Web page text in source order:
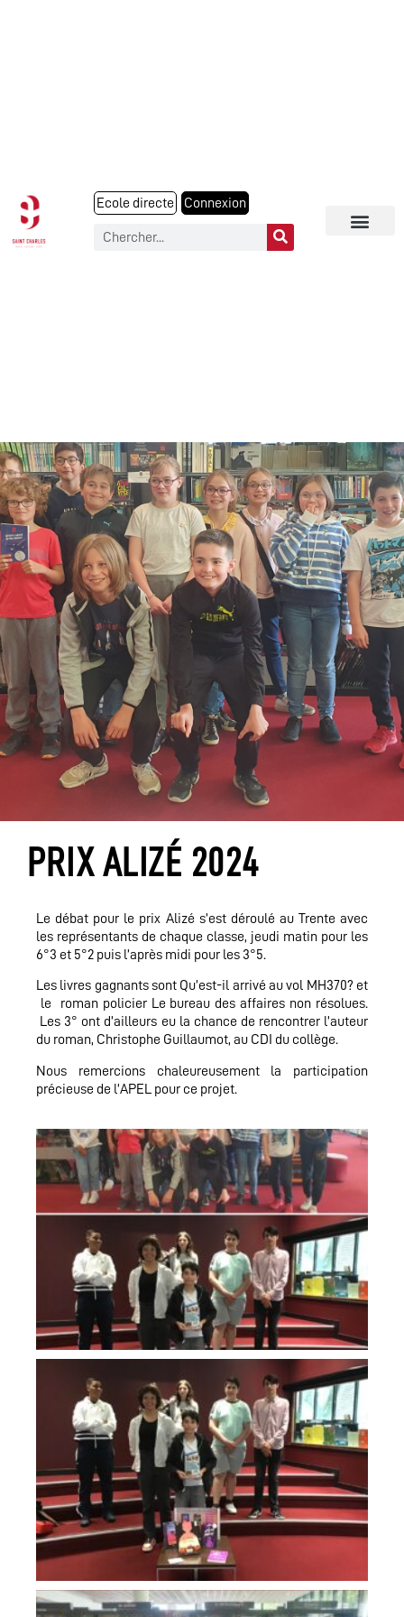
Ecole directe Connexion
PRIX ALIZÉ 2024
Le débat pour le prix Alizé s’est déroulé au Trente avec
les représentants de chaque classe, jeudi matin pour les
6°3 et 5°2 puis l’après midi pour les 3°5.
Les livres gagnants sont Qu’est-il arrivé au vol MH370? et
le roman policier Le bureau des affaires non résolues.
Les 3° ont d’ailleurs eu la chance de rencontrer l’auteur
du roman, Christophe Guillaumot, au CDI du collège.
Nous remercions chaleureusement la participation
précieuse de l’APEL pour ce projet.